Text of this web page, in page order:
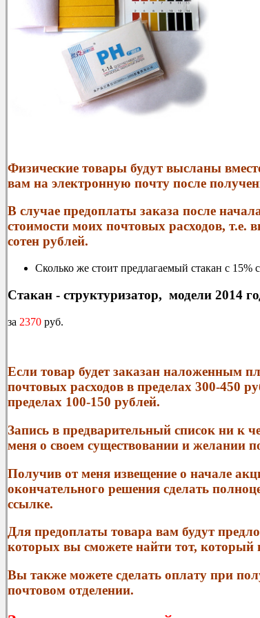
Физические товары будут высланы
вам на электронную почту после
В случае предоплаты заказа после
стоимости моих почтовых расходов, т.е.
сотен рублей.
Сколько же стоит предлагаемый стакан с 15%
Стакан - структуризатор, модели 2014
за 2370 руб.
Если товар будет заказан наложенным
почтовых расходов в пределах 300-450
пределах 100-150 рублей.
Запись в предварительный список ни к
меня о своем существовании и желании
Получив от меня извещение о начале
окончательного решения сделать
ссылке.
Для предоплаты товара вам будут
которых вы сможете найти тот, который
Вы также можете сделать оплату при
почтовом отделении.